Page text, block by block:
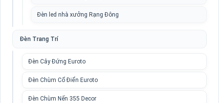
Đèn led nhà xưởng Rạng Đông
Đèn Trang Trí
Đèn Cây Đứng Euroto
Đèn Chùm Cổ Điển Euroto
Đèn Chùm Nến 355 Decor